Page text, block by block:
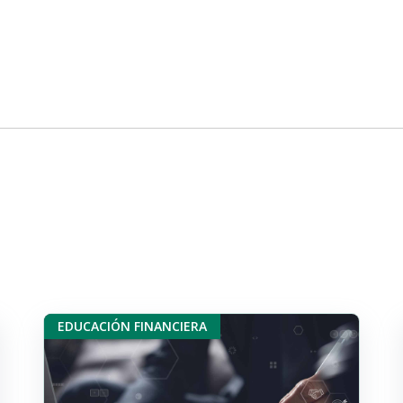
EDUCACIÓN FINANCIERA